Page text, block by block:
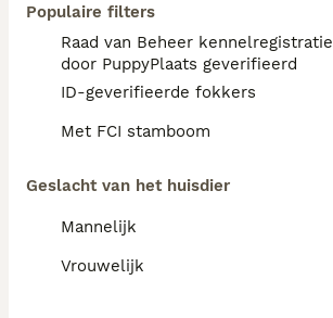
Populaire filters
Raad van Beheer kennelregistratie
door PuppyPlaats geverifieerd
ID-geverifieerde fokkers
Met FCI stamboom
Geslacht van het huisdier
Mannelijk
Vrouwelijk